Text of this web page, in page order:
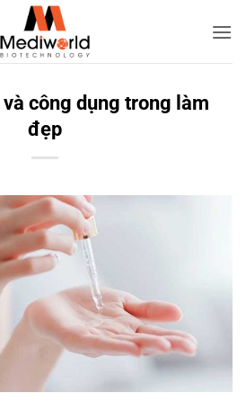
công dụng trong làm
đẹp